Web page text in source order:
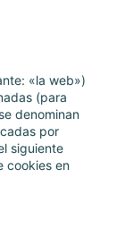
«la web»)
(para
denominan
por
siguiente
cookies en